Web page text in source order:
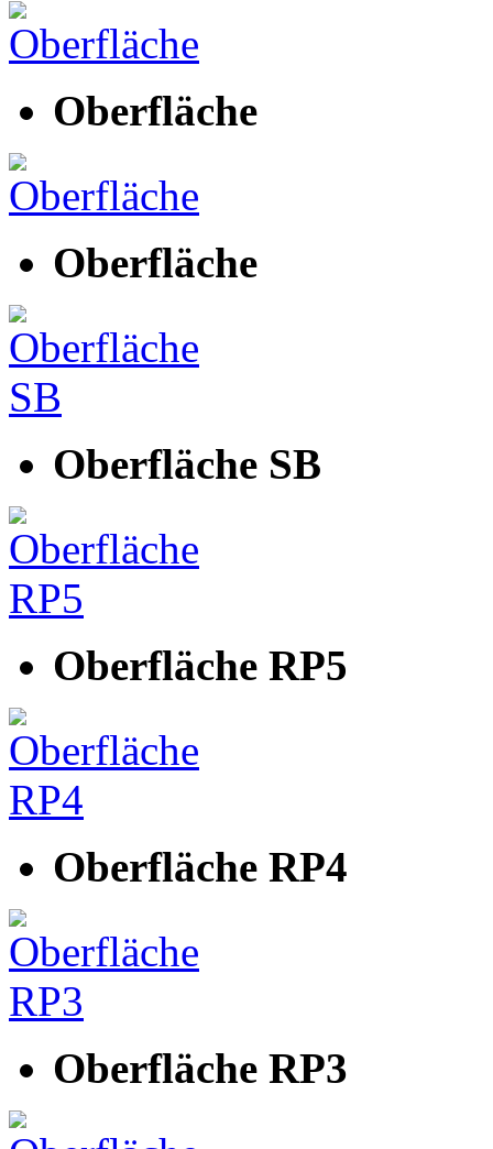
Oberfläche
Oberfläche
Oberfläche SB
Oberfläche RP5
Oberfläche RP4
Oberfläche RP3